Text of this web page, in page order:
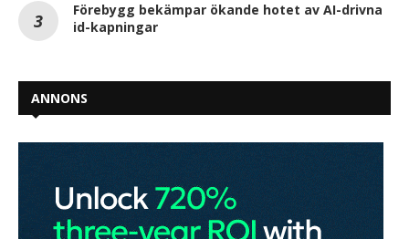
Förebygg bekämpar ökande hotet av AI-drivna
id-kapningar
ANNONS